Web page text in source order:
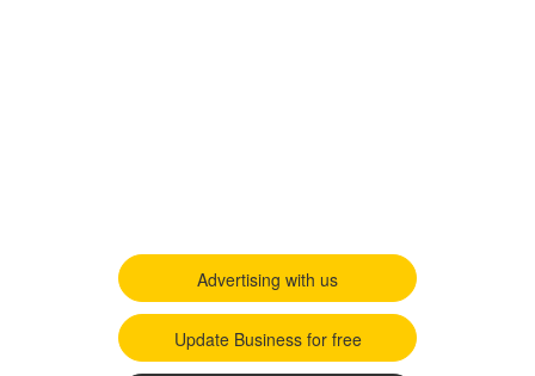
Advertising with us
Update Business for free